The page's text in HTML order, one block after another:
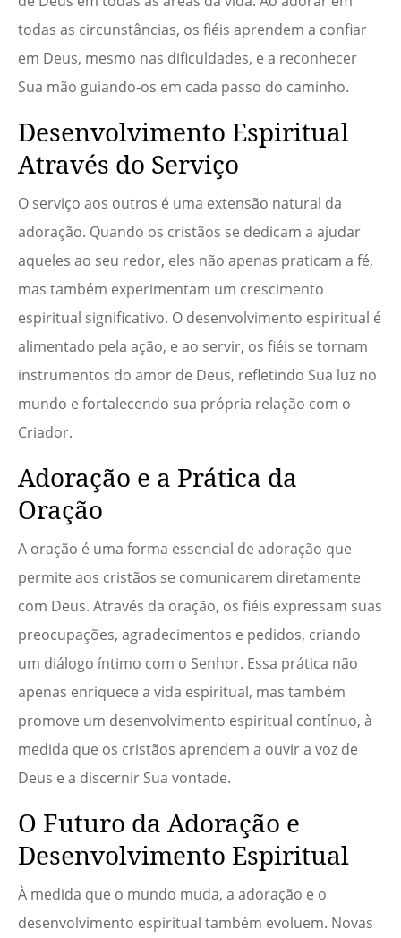
todas as circunstâncias, os fiéis aprendem a confiar
em Deus, mesmo nas dificuldades, e a reconhecer
Sua mão guiando-os em cada passo do caminho.
Desenvolvimento Espiritual
Através do Serviço
O serviço aos outros é uma extensão natural da
adoração. Quando os cristãos se dedicam a ajudar
aqueles ao seu redor, eles não apenas praticam a fé,
mas também experimentam um crescimento
espiritual significativo. O desenvolvimento espiritual é
alimentado pela ação, e ao servir, os fiéis se tornam
instrumentos do amor de Deus, refletindo Sua luz no
mundo e fortalecendo sua própria relação com o
Criador.
Adoração e a Prática da
Oração
A oração é uma forma essencial de adoração que
permite aos cristãos se comunicarem diretamente
com Deus. Através da oração, os fiéis expressam suas
preocupações, agradecimentos e pedidos, criando
um diálogo íntimo com o Senhor. Essa prática não
apenas enriquece a vida espiritual, mas também
promove um desenvolvimento espiritual contínuo, à
medida que os cristãos aprendem a ouvir a voz de
Deus e a discernir Sua vontade.
O Futuro da Adoração e
Desenvolvimento Espiritual
À medida que o mundo muda, a adoração e o
desenvolvimento espiritual também evoluem. Novas